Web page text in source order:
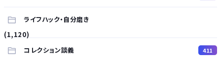
ライフハック・自分磨き
(1,120)
コレクション談義
411